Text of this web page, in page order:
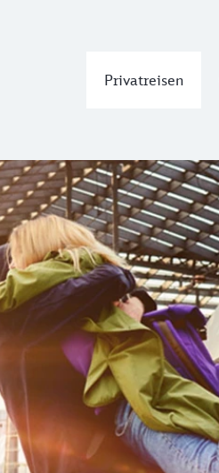
Privatreisen
Deutschland